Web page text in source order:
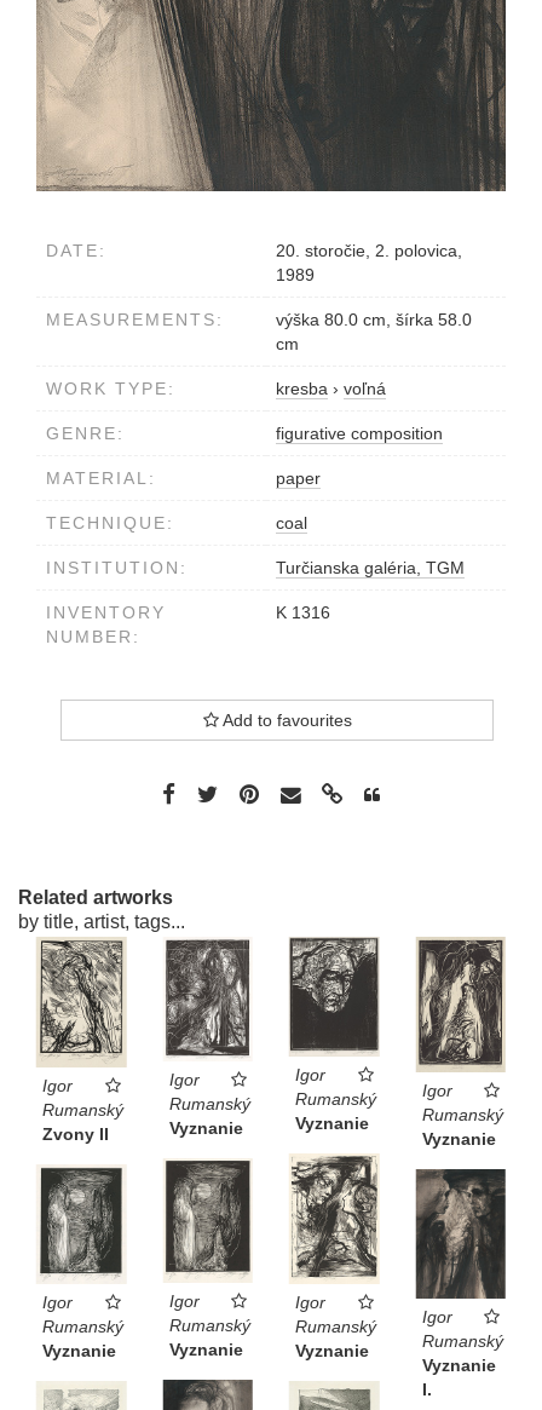
DATE:
20. storočie, 2. polovica,
1989
MEASUREMENTS:
výška 80.0 cm, šírka 58.0
cm
WORK TYPE: kresba › voľná
GENRE: figurative composition
MATERIAL: paper
TECHNIQUE: coal
INSTITUTION: Turčianska galéria, TGM
INVENTORY
NUMBER:
K 1316
Add to favourites
Related artworks
by title, artist, tags...
Igor
Rumanský
Zvony II
Igor
Rumanský
Vyznanie
Igor
Rumanský
Vyznanie
Igor
Rumanský
Vyznanie
Igor
Rumanský
Vyznanie
Igor
Rumanský
Vyznanie
Igor
Rumanský
Vyznanie
Igor
Rumanský
Vyznanie
I.